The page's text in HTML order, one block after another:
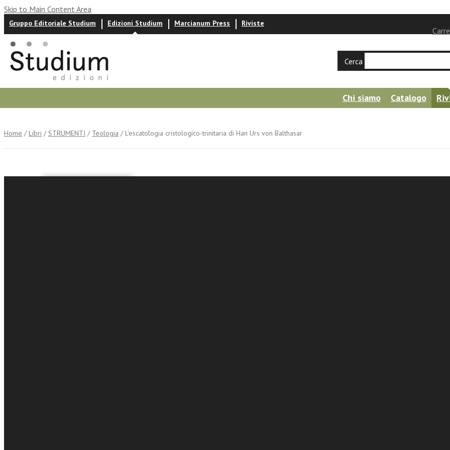
Skip to Main Content Area
Gruppo Editoriale Studium Edizioni Studium Marcianum Press Riviste
Cerca
Chi siamo Catalogo
Home / Libri /STRUMENTI / Teologia / L'escatologia cristologico-trinitaria di Han Urs von Balthasar